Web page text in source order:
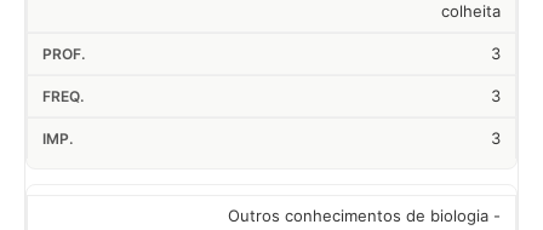
colheita
3
3
3
Outros conhecimentos de biologia -